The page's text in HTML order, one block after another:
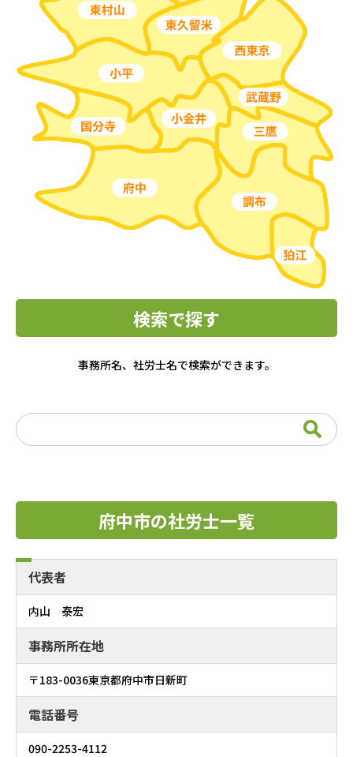
検索で探す
事務所名、社労士名で検索ができます。
府中市の社労士一覧
代表者
内山 泰宏
事務所所在地
〒183-0036東京都府中市日新町
電話番号
090-2253-4112